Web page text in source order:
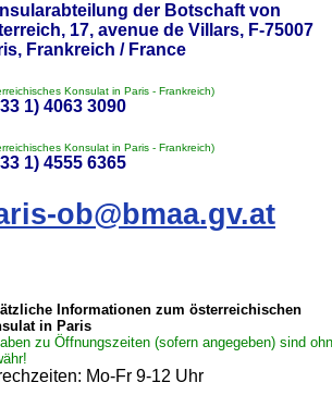
der Botschaft von
17, avenue de Villars, F-75007
Frankreich / France
Konsulat in Paris - Frankreich)
1) 4063 3090
Konsulat in Paris - Frankreich)
1) 4555 6365
ob@bmaa.gv.at
Informationen zum österreichischen
in Paris
zu Öffnungszeiten (sofern angegeben) sind
Mo-Fr 9-12 Uhr